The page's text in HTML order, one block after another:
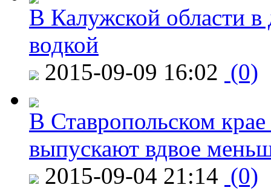
В Калужской области в
водкой
2015-09-09 16:02 (0)
В Ставропольском
выпускают вдвое
2015-09-04 21:14 (0)